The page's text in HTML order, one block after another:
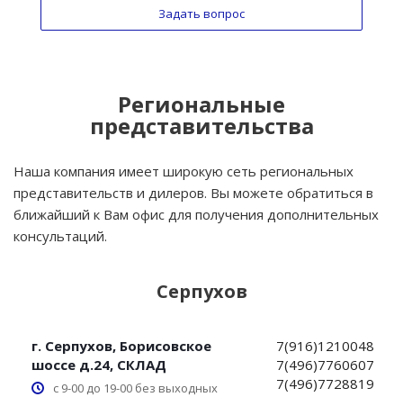
Задать вопрос
Региональные
представительства
Наша компания имеет широкую сеть региональных
представительств и дилеров. Вы можете обратиться в
ближайший к Вам офис для получения дополнительных
консультаций.
Серпухов
г. Серпухов, Борисовское
шоссе д.24, СКЛАД
с 9-00 до 19-00 без выходных
7(916)1210048
7(496)7760607
7(496)7728819